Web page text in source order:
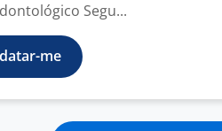
Segu...
me